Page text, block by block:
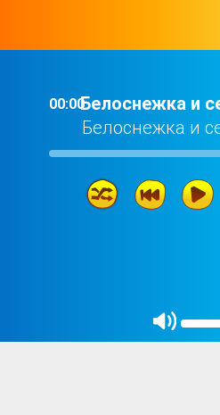
00:00Белоснежка и
Белоснежка и
Белоснежка и семь гномов